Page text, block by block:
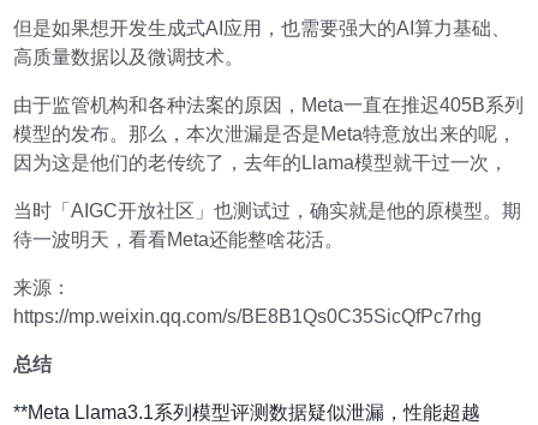
但是如果想开发生成式AI应用，也需要强大的AI算力基础、
高质量数据以及微调技术。
由于监管机构和各种法案的原因，Meta一直在推迟405B系列
模型的发布。那么，本次泄漏是否是Meta特意放出来的呢，
因为这是他们的老传统了，去年的Llama模型就干过一次，
当时「AIGC开放社区」也测试过，确实就是他的原模型。期
待一波明天，看看Meta还能整啥花活。
来源：
https://mp.weixin.qq.com/s/BE8B1Qs0C35SicQfPc7rhg
总结
**Meta Llama3.1系列模型评测数据疑似泄漏，性能超越